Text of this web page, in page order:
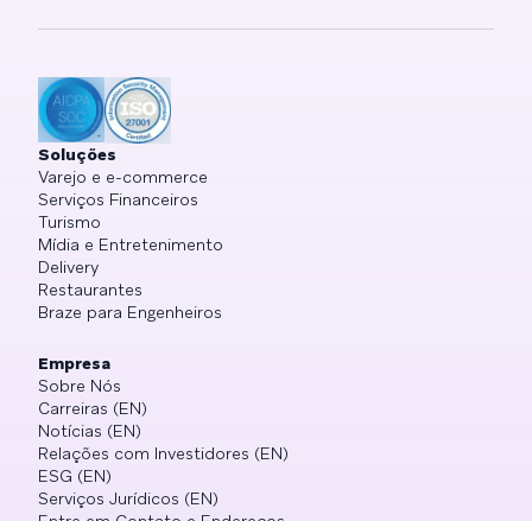
Soluções
Varejo e e-commerce
Serviços Financeiros
Turismo
Mídia e Entretenimento
Delivery
Restaurantes
Braze para Engenheiros
Empresa
Sobre Nós
Carreiras (EN)
Notícias (EN)
Relações com Investidores (EN)
ESG (EN)
Serviços Jurídicos (EN)